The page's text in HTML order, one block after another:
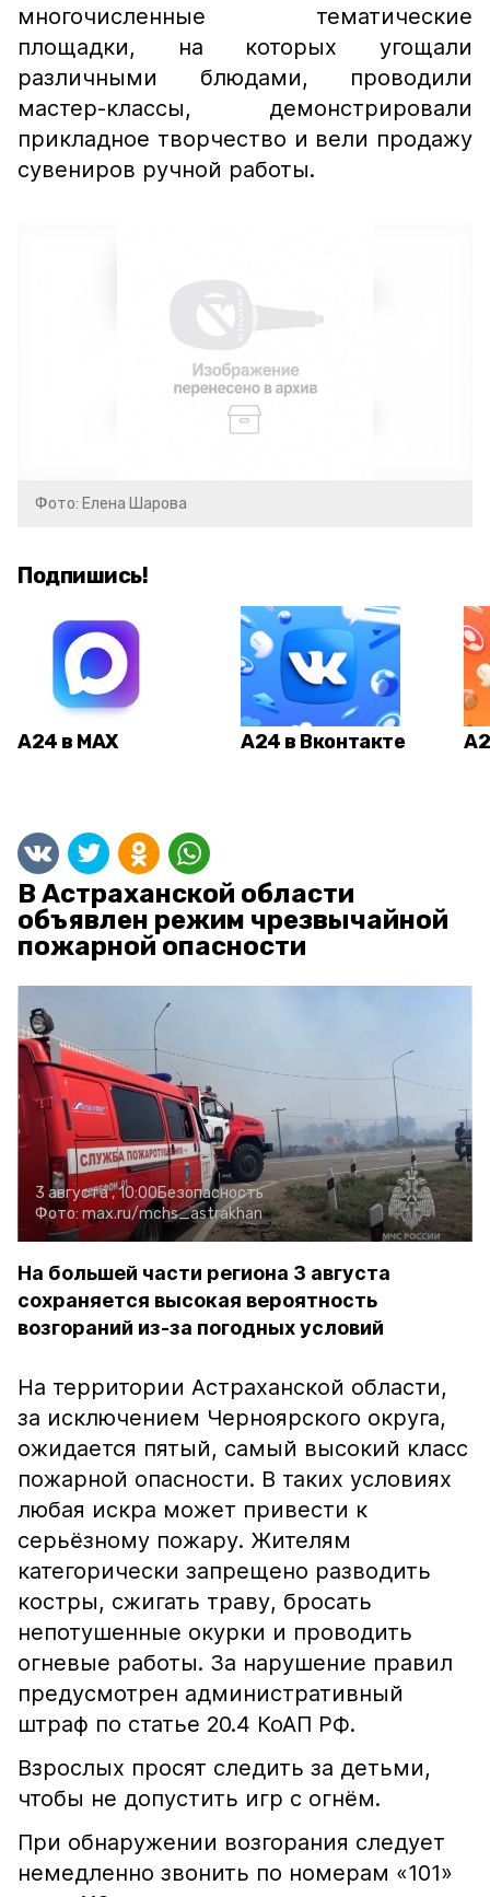
многочисленные тематические
площадки, на которых угощали
различными блюдами, проводили
мастер-классы, демонстрировали
прикладное творчество и вели продажу
сувениров ручной работы.
Фото: Елена Шарова
Подпишись!
А24 в MAX А24 в Вконтакте
В Астраханской области
объявлен режим чрезвычайной
пожарной опасности
3 августа , 10:00Безопасность
Фото: max.ru/mchs_astrakhan
На большей части региона 3 августа
сохраняется высокая вероятность
возгораний из-за погодных условий
На территории Астраханской области,
за исключением Черноярского округа,
ожидается пятый, самый высокий класс
пожарной опасности. В таких условиях
любая искра может привести к
серьёзному пожару. Жителям
категорически запрещено разводить
костры, сжигать траву, бросать
непотушенные окурки и проводить
огневые работы. За нарушение правил
предусмотрен административный
штраф по статье 20.4 КоАП РФ.
Взрослых просят следить за детьми,
чтобы не допустить игр с огнём.
При обнаружении возгорания следует
немедленно звонить по номерам «101»